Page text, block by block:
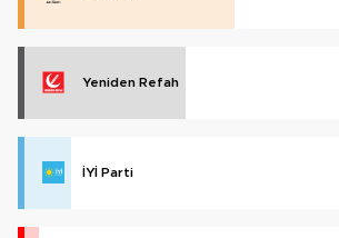
Yeniden Refah
İYİ Parti